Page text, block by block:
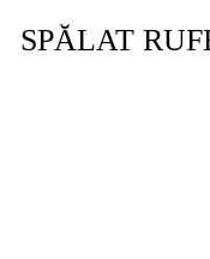
SPĂLAT